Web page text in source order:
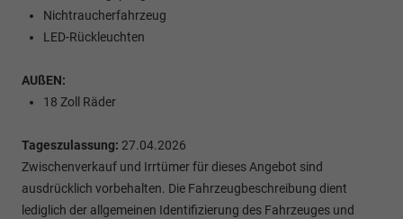
Nichtraucherfahrzeug
LED-Rückleuchten
AUßEN:
18 Zoll Räder
Tageszulassung: 27.04.2026
Zwischenverkauf und Irrtümer für dieses Angebot sind
ausdrücklich vorbehalten. Die Fahrzeugbeschreibung dient
lediglich der allgemeinen Identifizierung des Fahrzeuges und